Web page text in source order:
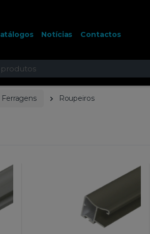
Notícias Contactos
Ferragens Roupeiros